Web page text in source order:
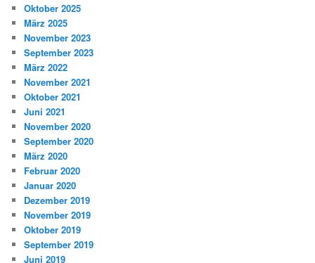
Oktober 2025
März 2025
November 2023
September 2023
März 2022
November 2021
Oktober 2021
Juni 2021
November 2020
September 2020
März 2020
Februar 2020
Januar 2020
Dezember 2019
November 2019
Oktober 2019
September 2019
Juni 2019